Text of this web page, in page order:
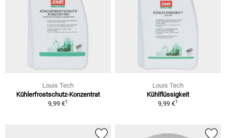
Louis Tech
Kühlerfrostschutz-Konzentrat
9,99 €1
Louis Tech
Kühlflüssigkeit
9,99 €1